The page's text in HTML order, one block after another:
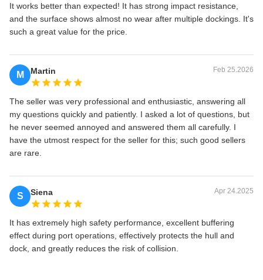
It works better than expected! It has strong impact resistance,
and the surface shows almost no wear after multiple dockings. It's
such a great value for the price.
M Martin Feb 25.2026
The seller was very professional and enthusiastic, answering all
my questions quickly and patiently. I asked a lot of questions, but
he never seemed annoyed and answered them all carefully. I
have the utmost respect for the seller for this; such good sellers
are rare.
S Siena Apr 24.2025
It has extremely high safety performance, excellent buffering
effect during port operations, effectively protects the hull and
dock, and greatly reduces the risk of collision.